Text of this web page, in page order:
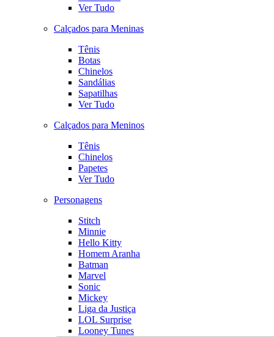
Ver Tudo
Calçados para Meninas
Tênis
Botas
Chinelos
Sandálias
Sapatilhas
Ver Tudo
Calçados para Meninos
Tênis
Chinelos
Papetes
Ver Tudo
Personagens
Stitch
Minnie
Hello Kitty
Homem Aranha
Batman
Marvel
Sonic
Mickey
Liga da Justiça
LOL Surprise
Looney Tunes